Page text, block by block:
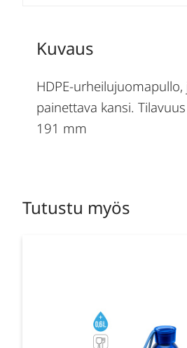
Kuvaus
HDPE-urheilujuomapullo,
painettava kansi.
191 mm
Tutustu myös